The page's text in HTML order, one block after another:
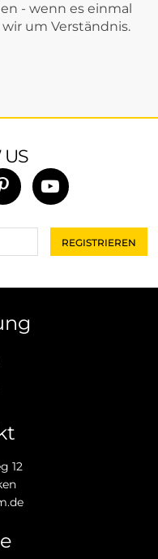
- wenn es einmal
um Verständnis.
US
12